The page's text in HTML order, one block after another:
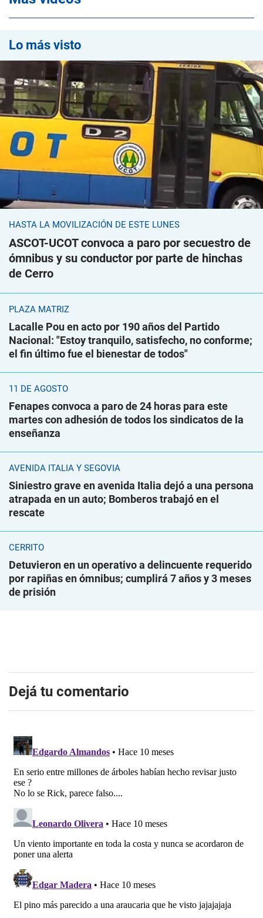
Lo más visto
HASTA LA MOVILIZACIÓN DE ESTE LUNES
ASCOT-UCOT convoca a paro por secuestro de
ómnibus y su conductor por parte de hinchas
de Cerro
PLAZA MATRIZ
Lacalle Pou en acto por 190 años del Partido
Nacional: "Estoy tranquilo, satisfecho, no conforme;
el fin último fue el bienestar de todos"
11 DE AGOSTO
Fenapes convoca a paro de 24 horas para este
martes con adhesión de todos los sindicatos de la
enseñanza
AVENIDA ITALIA Y SEGOVIA
Siniestro grave en avenida Italia dejó a una persona
atrapada en un auto; Bomberos trabajó en el
rescate
CERRITO
Detuvieron en un operativo a delincuente requerido
por rapiñas en ómnibus; cumplirá 7 años y 3 meses
de prisión
Dejá tu comentario